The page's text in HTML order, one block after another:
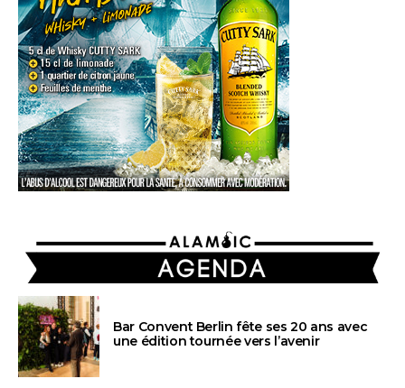
AGENDA
Bar Convent Berlin fête ses 20 ans avec
une édition tournée vers l’avenir